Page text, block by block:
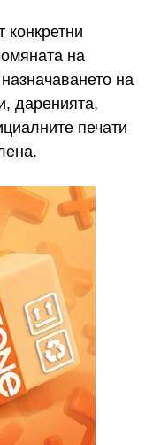
конкретни
на
на
даренията,
печати